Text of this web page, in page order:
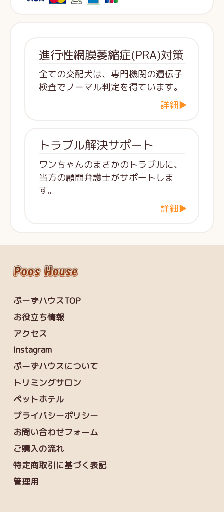
進行性網膜萎縮症(PRA)対策
全ての交配犬は、専門機関の遺伝子
検査でノーマル判定を得ています。
詳細▶
トラブル解決サポート
ワンちゃんのまさかのトラブルに、
当方の顧問弁護士がサポートしま
す。
詳細▶
ぷーずハウスTOP
お役立ち情報
アクセス
Instagram
ぷーずハウスについて
トリミングサロン
ペットホテル
プライバシーポリシー
お問い合わせフォーム
ご購入の流れ
特定商取引に基づく表記
管理用